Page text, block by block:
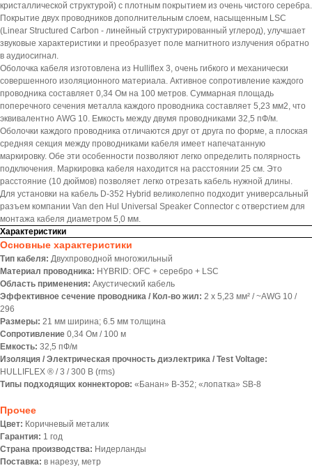
кристаллической структурой) с плотным покрытием из очень чистого серебра.
Покрытие двух проводников дополнительным слоем, насыщенным LSC
(Linear Structured Carbon - линейный структурированный углерод), улучшает
звуковые характеристики и преобразует поле магнитного излучения обратно
в аудиосигнал.
Оболочка кабеля изготовлена из Hulliflex 3, очень гибкого и механически
совершенного изоляционного материала. Активное сопротивление каждого
проводника составляет 0,34 Ом на 100 метров. Суммарная площадь
поперечного сечения металла каждого проводника составляет 5,23 мм2, что
эквивалентно AWG 10. Емкость между двумя проводниками 32,5 пФ/м.
Оболочки каждого проводника отличаются друг от друга по форме, а плоская
средняя секция между проводниками кабеля имеет напечатанную
маркировку. Обе эти особенности позволяют легко определить полярность
подключения. Маркировка кабеля находится на расстоянии 25 см. Это
расстояние (10 дюймов) позволяет легко отрезать кабель нужной длины.
Для установки на кабель D-352 Hybrid великолепно подходит универсальный
разъем компании Van den Hul Universal Speaker Connector с отверстием для
монтажа кабеля диаметром 5,0 мм.
Характеристики
Основные характеристики
Тип кабеля: Двухпроводной многожильный
Материал проводника: HYBRID: OFC + серебро + LSC
Область применения: Акустический кабель
Эффективное сечение проводника / Кол-во жил: 2 x 5,23 мм² / ~AWG 10 /
296
Размеры: 21 мм ширина; 6.5 мм толщина
Сопротивление 0,34 Oм / 100 м
Емкость: 32,5 пФ/м
Изоляция / Электрическая прочность диэлектрика / Test Voltage:
HULLIFLEX ® / 3 / 300 В (rms)
Типы подходящих коннекторов: «Банан» B-352; «лопатка» SB-8
Прочее
Цвет: Коричневый металик
Гарантия: 1 год
Страна производства: Нидерланды
Поставка: в нарезу, метр